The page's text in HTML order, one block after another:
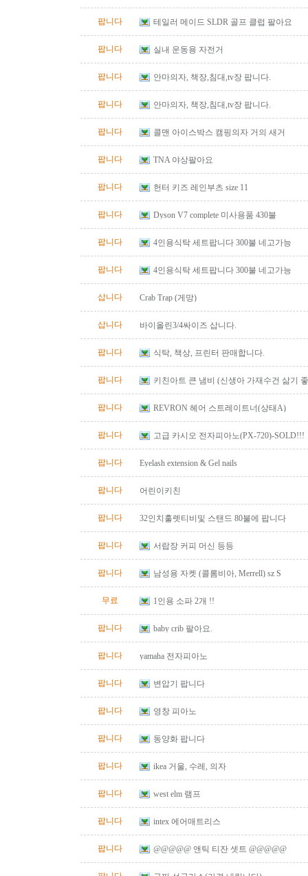
팝니다 테일러 메이드 SLDR 골프 클럽 팔아요
팝니다 실내 운동용 자전거
팝니다 안마의자, 책장,침대,tv장 팝니다.
팝니다 안마의자, 책장,침대,tv장 팝니다.
팝니다 콜맨 아이스박스 캠핑의자 거의 새거
팝니다 TNA 야상팔아요
팝니다 헌터 키즈 레인부츠 size 11
팝니다 Dyson V7 complete 미사용품 430불
팝니다 4인용식탁 세트팝니다 300불 네고가능
팝니다 4인용식탁 세트팝니다 300불 네고가능
삽니다 Crab Trap (게망)
삽니다 바이올린3/4싸이즈 삽니다.
팝니다 식탁, 책상, 프린터 판매합니다.
팝니다 키친아트 큰 냄비 (신생아 가재수건 삶기
팝니다 REVRON 헤어 스트레이트너(상태A)
팝니다 고급 카시오 전자피아노(PX-720)-SOLD!!!
팝니다 Eyelash extension & Gel nails
팝니다 어린이키친
팝니다 32인치훌렛티비및 스탠드 80불에 팝니다
팝니다 서랍장 커피 머신 등등
팝니다 남성용 자켓 (콜롬비아, Merrell) sz S
무료 1인용 소파 2개 !!
팝니다 baby crib 팔아요.
팝니다 yamaha 전자피아노
팝니다 변압기 팝니다
팝니다 영창 피아노
팝니다 동양화 팝니다
팝니다 ikea 거울, 수레, 의자
팝니다 west elm 램프
팝니다 intex 에어매트리스
팝니다 @@@@@ 앤틱 티잔 셋트 @@@@@